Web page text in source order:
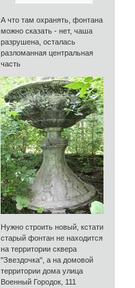
А что там охранять, фонтана
можно сказать - нет, чаша
разрушена, осталась
разломанная центральная
часть
Нужно строить новый, кстати
старый фонтан не находится
на территории сквера
"Звездочка", а на домовой
территории дома улица
Военный Городок, 111